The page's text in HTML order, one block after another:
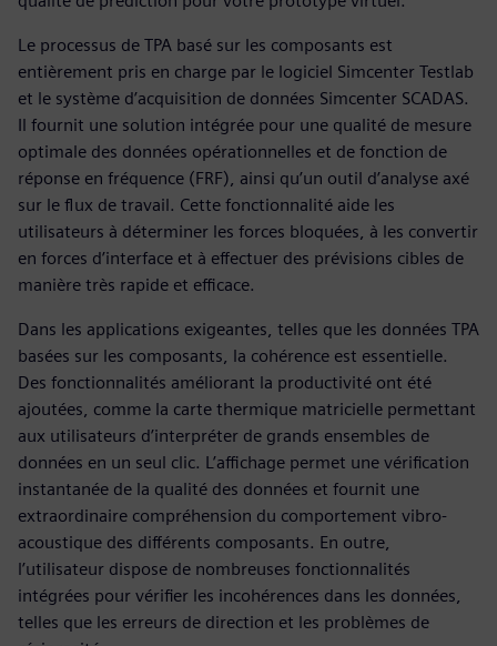
Le processus de TPA basé sur les composants est
entièrement pris en charge par le logiciel Simcenter Testlab
et le système d’acquisition de données Simcenter SCADAS.
Il fournit une solution intégrée pour une qualité de mesure
optimale des données opérationnelles et de fonction de
réponse en fréquence (FRF), ainsi qu’un outil d’analyse axé
sur le flux de travail. Cette fonctionnalité aide les
utilisateurs à déterminer les forces bloquées, à les convertir
en forces d’interface et à effectuer des prévisions cibles de
manière très rapide et efficace.
Dans les applications exigeantes, telles que les données TPA
basées sur les composants, la cohérence est essentielle.
Des fonctionnalités améliorant la productivité ont été
ajoutées, comme la carte thermique matricielle permettant
aux utilisateurs d’interpréter de grands ensembles de
données en un seul clic. L’affichage permet une vérification
instantanée de la qualité des données et fournit une
extraordinaire compréhension du comportement vibro-
acoustique des différents composants. En outre,
l’utilisateur dispose de nombreuses fonctionnalités
intégrées pour vérifier les incohérences dans les données,
telles que les erreurs de direction et les problèmes de